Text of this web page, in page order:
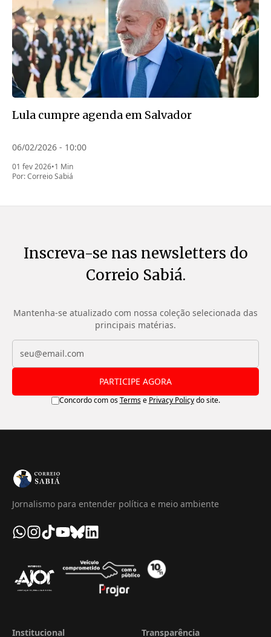
Lula cumpre agenda em Salvador
06/02/2026 - 10:00
01 fev 2026•1 Min
Por:Correio Sabiá
Inscreva-se nas newsletters do
Correio Sabiá.
Mantenha-se atualizado com nossa coleção selecionada das
principais matérias.
PARTICIPE AGORA
Concordo com osTermse Privacy Policydo site.
Jornalismo para entender política e meio ambiente
Institucional Transparência